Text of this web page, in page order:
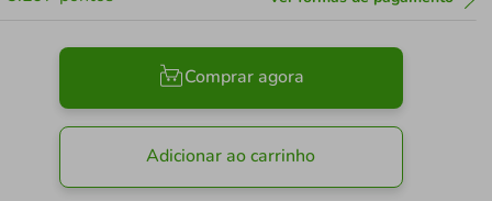
Comprar agora
Adicionar ao carrinho